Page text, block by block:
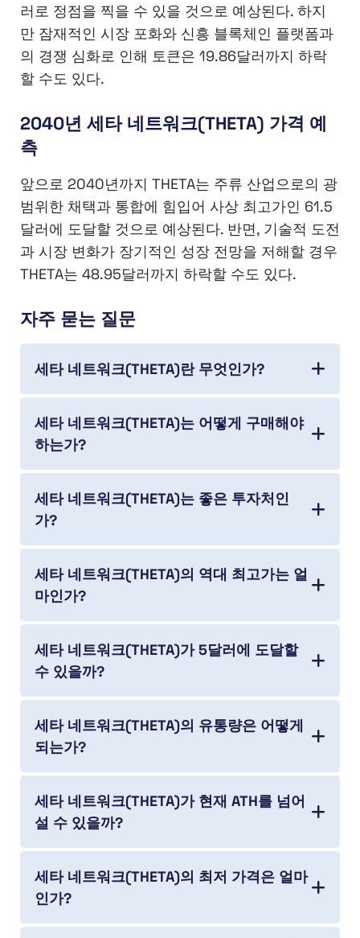
러로 정점을 찍을 수 있을 것으로 예상된다. 하지
만 잠재적인 시장 포화와 신흥 블록체인 플랫폼과
의 경쟁 심화로 인해 토큰은 19.86달러까지 하락
할 수도 있다.
2040년 세타 네트워크(THETA) 가격 예
측
앞으로 2040년까지 THETA는 주류 산업으로의 광
범위한 채택과 통합에 힘입어 사상 최고가인 61.5
달러에 도달할 것으로 예상된다. 반면, 기술적 도전
과 시장 변화가 장기적인 성장 전망을 저해할 경우
THETA는 48.95달러까지 하락할 수도 있다.
자주 묻는 질문
세타 네트워크(THETA)란 무엇인가?
세타 네트워크(THETA)는 어떻게 구매해야
하는가?
세타 네트워크(THETA)는 좋은 투자처인
가?
세타 네트워크(THETA)의 역대 최고가는 얼
마인가?
세타 네트워크(THETA)가 5달러에 도달할
수 있을까?
세타 네트워크(THETA)의 유통량은 어떻게
되는가?
세타 네트워크(THETA)가 현재 ATH를 넘어
설 수 있을까?
세타 네트워크(THETA)의 최저 가격은 얼마
인가?